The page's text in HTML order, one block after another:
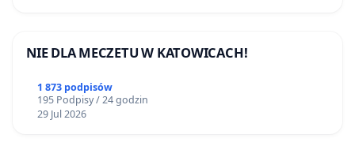
NIE DLA MECZETU W KATOWICACH!
1 873 podpisów
195 Podpisy / 24 godzin
29 Jul 2026